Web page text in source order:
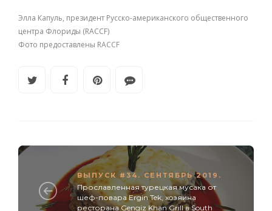
Элла Капуль, президент Русско-американского общественного
центра Флориды (RACCF)
Фото предоставлены RACCF
ВЫПУСК #34. СЕНТЯБРЬ 2019.
Прославленная турецкая мусака от
шеф-повара Ergin Tek, xoзяина
ресторана Gengiz Khan Grill в South